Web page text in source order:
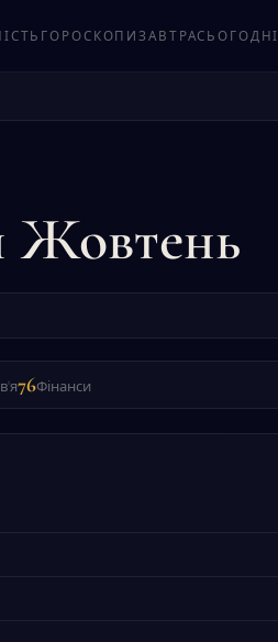
ГОРОСКОПИЗАВТРАСЬОГОДНІ
Жовтень
76Фінанси